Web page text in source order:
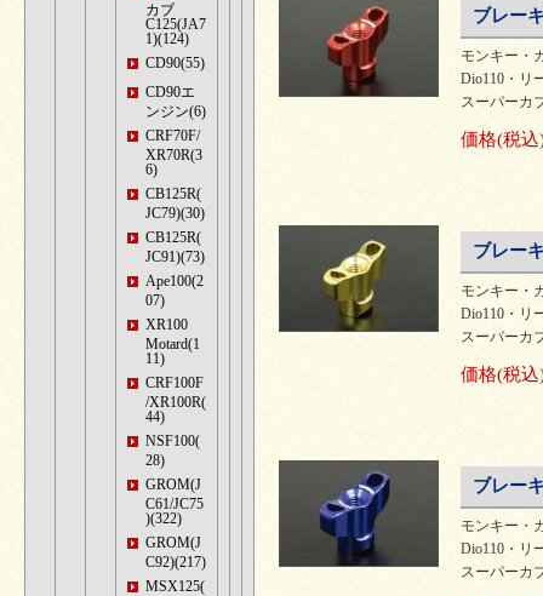
カブ
C125(JA7
1)(124)
CD90(55)
CD90エ
ンジン(6)
CRF70F/
XR70R(3
6)
CB125R(
JC79)(30)
CB125R(
JC91)(73)
Ape100(2
07)
XR100
Motard(1
11)
CRF100F
/XR100R(
44)
NSF100(
28)
GROM(J
C61/JC75
)(322)
GROM(J
C92)(217)
MSX125(
ブレー
モンキー・
Dio110・リ
スーパーカ
価格(税込
ブレー
モンキー・
Dio110・リ
スーパーカ
価格(税込
ブレー
モンキー・
Dio110・リ
スーパーカ